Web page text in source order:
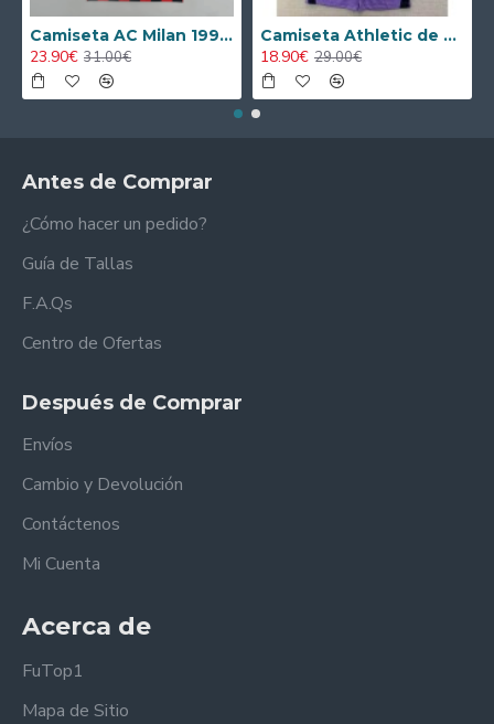
Camiseta AC Milan 1995/1996 Local Retro
23.90€ 31.00€
Camiseta Athletic de Bilbao 2024/2025 Alternativo Niño Kit
18.90€ 29.00€
Antes de Comprar
¿Cómo hacer un pedido?
Guía de Tallas
F.A.Qs
Centro de Ofertas
Después de Comprar
Envíos
Cambio y Devolución
Contáctenos
Mi Cuenta
Acerca de
FuTop1
Mapa de Sitio